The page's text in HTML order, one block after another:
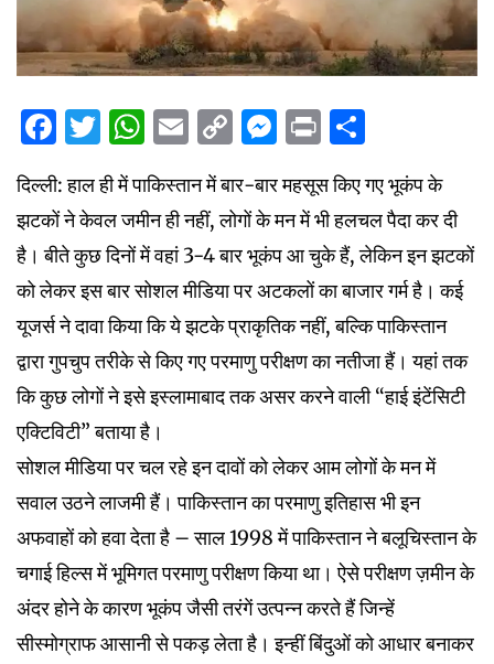
Facebook
Twitter
WhatsApp
Email
CopyMessenger
Print
दिल्ली: हाल ही में पाकिस्तान में बार-बार महसूस किए गए भूकंप के
झटकों ने केवल जमीन ही नहीं, लोगों के मन में भी हलचल पैदा कर दी
है। बीते कुछ दिनों में वहां 3-4 बार भूकंप आ चुके हैं, लेकिन इन झटकों
को लेकर इस बार सोशल मीडिया पर अटकलों का बाजार गर्म है। कई
यूजर्स ने दावा किया कि ये झटके प्राकृतिक नहीं, बल्कि पाकिस्तान
द्वारा गुपचुप तरीके से किए गए परमाणु परीक्षण का नतीजा हैं। यहां तक
कि कुछ लोगों ने इसे इस्लामाबाद तक असर करने वाली “हाई इंटेंसिटी
एक्टिविटी” बताया है।
सोशल मीडिया पर चल रहे इन दावों को लेकर आम लोगों के मन में
सवाल उठने लाजमी हैं। पाकिस्तान का परमाणु इतिहास भी इन
अफवाहों को हवा देता है – साल 1998 में पाकिस्तान ने बलूचिस्तान के
चगाई हिल्स में भूमिगत परमाणु परीक्षण किया था। ऐसे परीक्षण ज़मीन के
अंदर होने के कारण भूकंप जैसी तरंगें उत्पन्न करते हैं जिन्हें
सीस्मोग्राफ आसानी से पकड़ लेता है। इन्हीं बिंदुओं को आधार बनाकर